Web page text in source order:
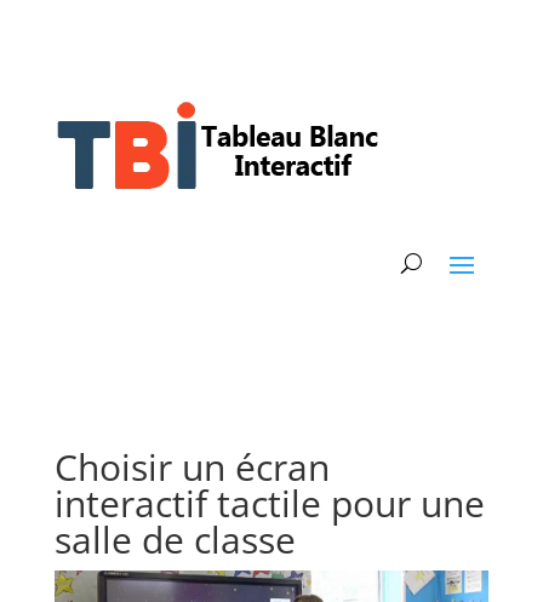
Choisir un écran
interactif tactile pour une
salle de classe